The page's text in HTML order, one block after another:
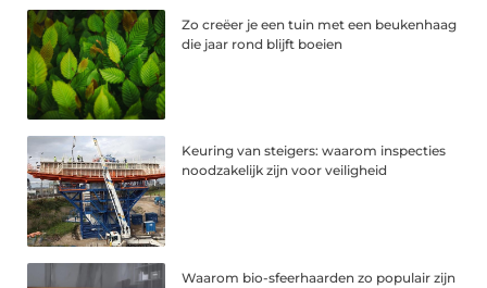
Zo creëer je een tuin met een beukenhaag
die jaar rond blijft boeien
Keuring van steigers: waarom inspecties
noodzakelijk zijn voor veiligheid
Waarom bio-sfeerhaarden zo populair zijn